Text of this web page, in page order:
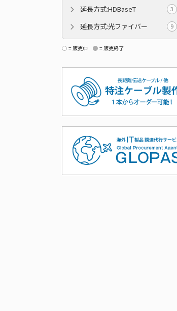
延長方式:HDBaseT 3
延長方式:光ファイバー 9
= 販売中 = 販売終了